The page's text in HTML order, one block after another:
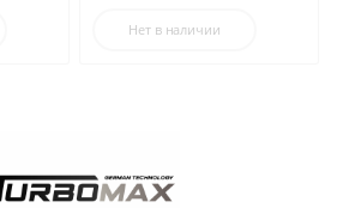
Нет в наличии